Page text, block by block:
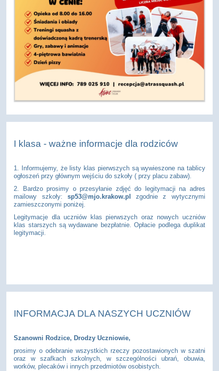
I klasa - ważne informacje dla rodziców
1. Informujemy, że listy klas pierwszych są wywieszone na tablicy
ogłoszeń przy głównym wejściu do szkoły ( przy placu zabaw).
2. Bardzo prosimy o przesyłanie zdjęć do legitymacji na adres
mailowy szkoły: sp53@mjo.krakow.pl
zgodnie z wytycznymi
zamieszczonymi poniżej.
Legitymacje dla uczniów klas pierwszych oraz nowych uczniów
klas starszych są wydawane bezpłatnie. Opłacie podlega duplikat
legitymacji.
INFORMACJA DLA NASZYCH UCZNIÓW
Szanowni Rodzice, Drodzy Uczniowie,
prosimy o odebranie wszystkich rzeczy pozostawionych w szatni
oraz w szafkach szkolnych, w szczególności ubrań, obuwia,
worków, plecaków i innych przedmiotów osobistych.